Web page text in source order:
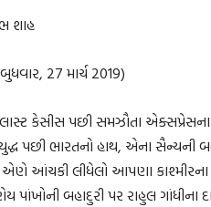
શાહ
27 માર્ચ 2019)
કેસીસ પછી સમઝૌતા
પછી ભારતનો હાથ, એના સૈન્યની
એણે આંચકી લીધેલો આપણા
પાંખોની બહાદુરી પર રાહુલ ગાંધીના